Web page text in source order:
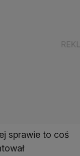
sprawie to coś